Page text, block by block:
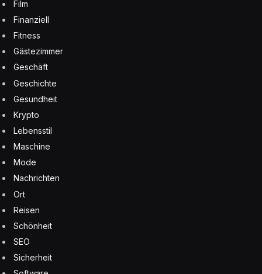
Film
Finanziell
Fitness
Gästezimmer
Geschäft
Geschichte
Gesundheit
Krypto
Lebensstil
Maschine
Mode
Nachrichten
Ort
Reisen
Schönheit
SEO
Sicherheit